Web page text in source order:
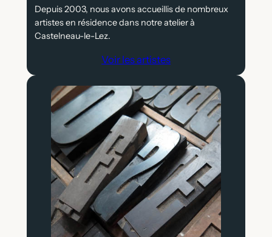
Depuis 2003, nous avons accueillis de nombreux
artistes en résidence dans notre atelier à
Castelneau-le-Lez.
Voir les artistes